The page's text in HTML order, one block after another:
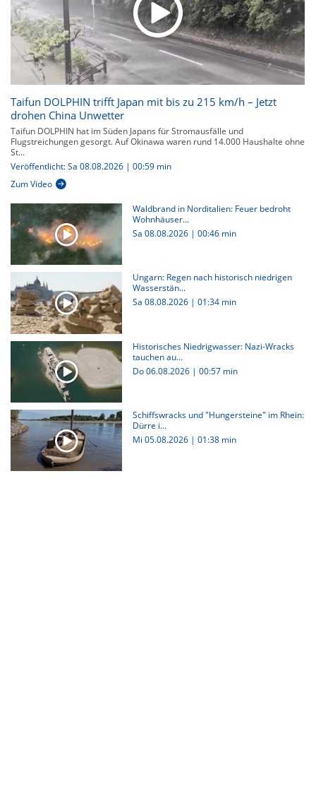
Taifun DOLPHIN trifft Japan mit bis zu 215 km/h – Jetzt
drohen China Unwetter
Taifun DOLPHIN hat im Süden Japans für Stromausfälle und
Flugstreichungen gesorgt. Auf Okinawa waren rund 14.000 Haushalte ohne
St...
Veröffentlicht: Sa 08.08.2026 | 00:59 min
Zum Video
Waldbrand in Norditalien: Feuer bedroht
Wohnhäuser...
Sa 08.08.2026 | 00:46 min
Ungarn: Regen nach historisch niedrigen
Wasserstän...
Sa 08.08.2026 | 01:34 min
Historisches Niedrigwasser: Nazi-Wracks
tauchen au...
Do 06.08.2026 | 00:57 min
Schiffswracks und "Hungersteine" im Rhein:
Dürre i...
Mi 05.08.2026 | 01:38 min